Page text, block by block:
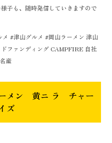
子も、随時発信していきますので
#津山グルメ #岡山ラーメン 津山
ファンディング CAMPFIRE 自社
産
メン 黄ニ ラ チャー
ズ